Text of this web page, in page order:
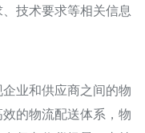
技术要求等相关信息
业和供应商之间的物
的物流配送体系，物